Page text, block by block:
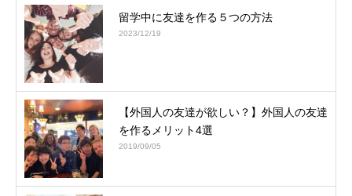
留学中に友達を作る５つの方法
2023/12/19
【外国人の友達が欲しい？】外国人の友達
を作るメリット4選
2019/09/05